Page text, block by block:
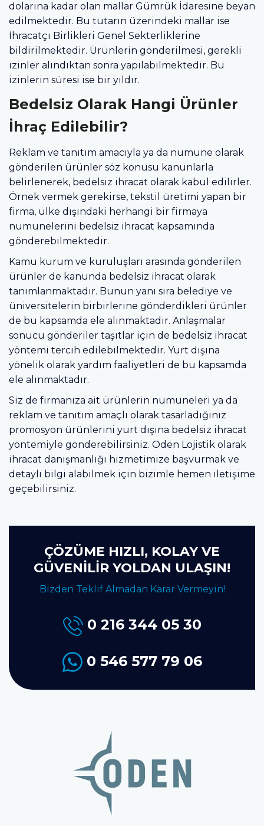
dolarına kadar olan mallar Gümrük İdaresine beyan
edilmektedir. Bu tutarın üzerindeki mallar ise
İhracatçı Birlikleri Genel Sekterliklerine
bildirilmektedir. Ürünlerin gönderilmesi, gerekli
izinler alındıktan sonra yapılabilmektedir. Bu
izinlerin süresi ise bir yıldır.
Bedelsiz Olarak Hangi Ürünler
İhraç Edilebilir?
Reklam ve tanıtım amacıyla ya da numune olarak
gönderilen ürünler söz konusu kanunlarla
belirlenerek, bedelsiz ihracat olarak kabul edilirler.
Örnek vermek gerekirse, tekstil üretimi yapan bir
firma, ülke dışındaki herhangi bir firmaya
numunelerini bedelsiz ihracat kapsamında
gönderebilmektedir.
Kamu kurum ve kuruluşları arasında gönderilen
ürünler de kanunda bedelsiz ihracat olarak
tanımlanmaktadır. Bunun yanı sıra belediye ve
üniversitelerin birbirlerine gönderdikleri ürünler
de bu kapsamda ele alınmaktadır. Anlaşmalar
sonucu gönderiler taşıtlar için de bedelsiz ihracat
yöntemi tercih edilebilmektedir. Yurt dışına
yönelik olarak yardım faaliyetleri de bu kapsamda
ele alınmaktadır.
Siz de firmanıza ait ürünlerin numuneleri ya da
reklam ve tanıtım amaçlı olarak tasarladığınız
promosyon ürünlerini yurt dışına bedelsiz ihracat
yöntemiyle gönderebilirsiniz. Oden Lojistik olarak
ihracat danışmanlığı hizmetimize başvurmak ve
detaylı bilgi alabilmek için bizimle hemen iletişime
geçebilirsiniz.
ÇÖZÜME HIZLI, KOLAY VE
GÜVENİLİR YOLDAN ULAŞIN!
Bizden Teklif Almadan Karar Vermeyin!
0 216 344 05 30
0 546 577 79 06